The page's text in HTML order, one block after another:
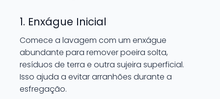
1. Enxágue Inicial
Comece a lavagem com um enxágue
abundante para remover poeira solta,
resíduos de terra e outra sujeira superficial.
Isso ajuda a evitar arranhões durante a
esfregação.